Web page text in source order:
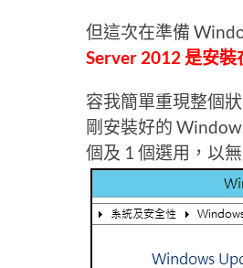
但這次在準備
Server 2012 是安裝
容我簡單重現整個
剛安裝好的
個及 1 個選用，以